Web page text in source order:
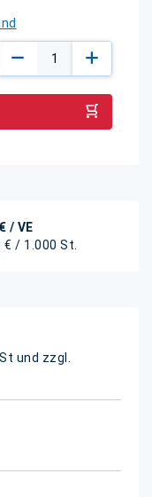
/ VE
€ / 1.000 St.
und zzgl.